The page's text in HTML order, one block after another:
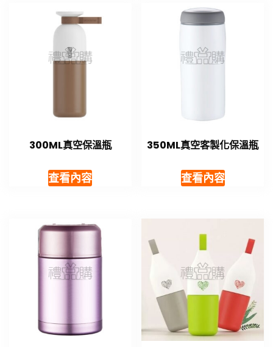
300ML真空保溫瓶
查看內容
350ML真空客製化保溫瓶
查看內容